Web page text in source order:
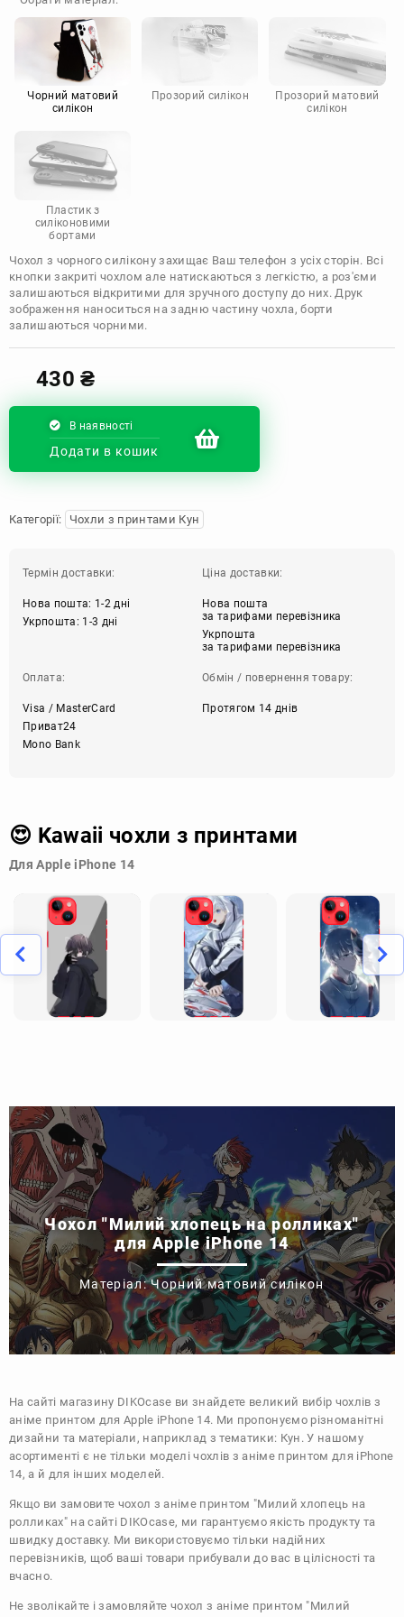
Doogee
Infinix
Sony
Motorola
Чорний матовий
силікон
Прозорий силікон
Прозорий матовий
силікон
Пластик з
силіконовими
бортами
Чохол з чорного силікону захищає Ваш телефон з усіх сторін. Всі
кнопки закриті чохлом але натискаються з легкістю, а роз'єми
залишаються відкритими для зручного доступу до них. Друк
зображення наноситься на задню частину чохла, борти
залишаються чорними.
430₴
В наявності
Додати в кошик
Категорії: Чохли з принтами Кун
Термін доставки:
Нова пошта: 1-2 дні
Укрпошта: 1-3 дні
Ціна доставки:
Нова пошта
за тарифами перевізника
Укрпошта
за тарифами перевізника
Оплата:
Visa / MasterCard
Приват24
Mono Bank
Обмін / повернення товару:
Протягом 14 днів
😍 Kawaii чохли з принтами
Для Apple iPhone 14
Чохол "Милий хлопець на ролликах"
для Apple iPhone 14
Матеріал: Чорний матовий силікон
На сайті магазину DIKOcase ви знайдете великий вибір чохлів з
аніме принтом для Apple iPhone 14. Ми пропонуємо різноманітні
дизайни та матеріали, наприклад з тематики: Кун . У нашому
асортименті є не тільки моделі чохлів з аніме принтом для iPhone
14, а й для інших моделей.
Якщо ви замовите чохол з аніме принтом "Милий хлопець на
ролликах" на сайті DIKOcase, ми гарантуємо якість продукту та
швидку доставку. Ми використовуємо тільки надійних
перевізників, щоб ваші товари прибували до вас в цілісності та
вчасно.
Не зволікайте і замовляйте чохол з аніме принтом "Милий